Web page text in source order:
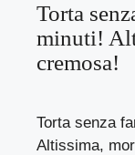
Torta
minuti!
cremosa!
Torta senza
Altissima,